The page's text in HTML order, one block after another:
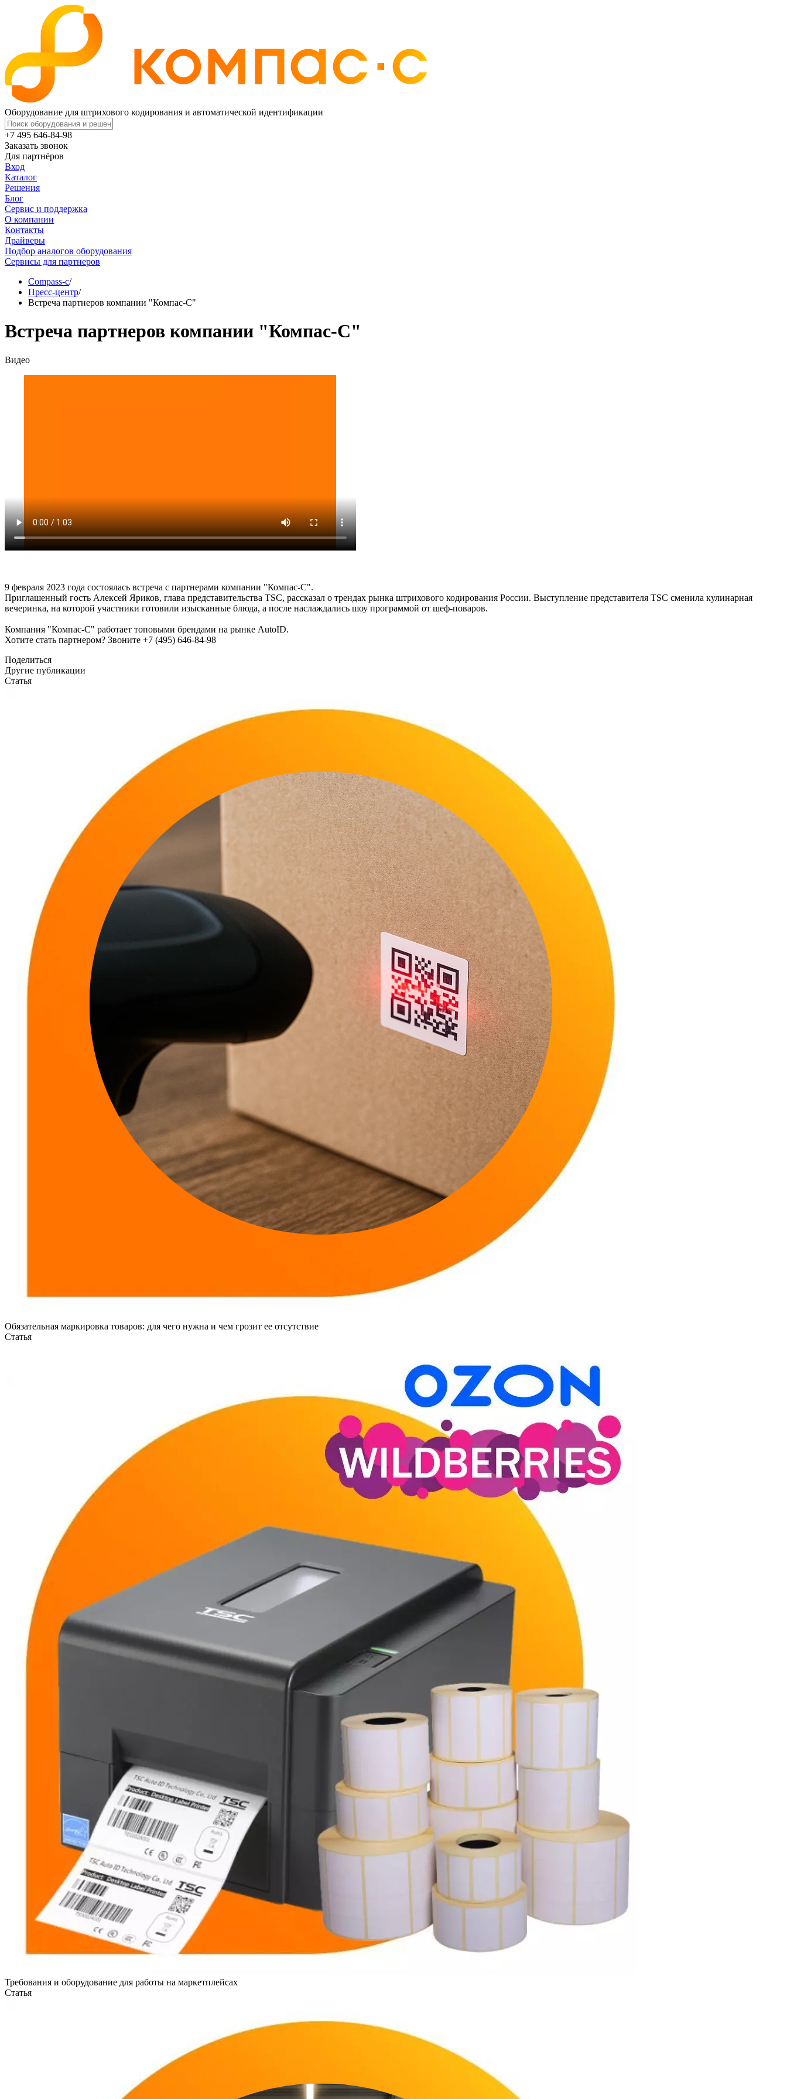
Оборудование для штрихового кодирования и автоматической идентификации
+7 495 646-84-98
Заказать звонок
Для партнёров
Вход
Каталог
Решения
Блог
Сервис и поддержка
О компании
Контакты
Драйверы
Подбор аналогов оборудования
Сервисы для партнеров
Compass-c/
Пресс-центр/
Встреча партнеров компании "Компас-С"
Встреча партнеров компании "Компас-С"
Видео
9 февраля 2023 года состоялась встреча с партнерами компании "Компас-С".
Приглашенный гость Алексей Яриков, глава представительства TSC, рассказал о трендах рынка штрихового кодирования России. Выступление представителя TSC сменила кулинарная
вечеринка, на которой участники готовили изысканные блюда, а после наслаждались шоу программой от шеф-поваров.
Компания "Компас-С" работает топовыми брендами на рынке AutoID.
Хотите стать партнером? Звоните +7 (495) 646-84-98
Поделиться
Другие публикации
Статья
Обязательная маркировка товаров: для чего нужна и чем грозит ее отсутствие
Статья
Требования и оборудование для работы на маркетплейсах
Статья